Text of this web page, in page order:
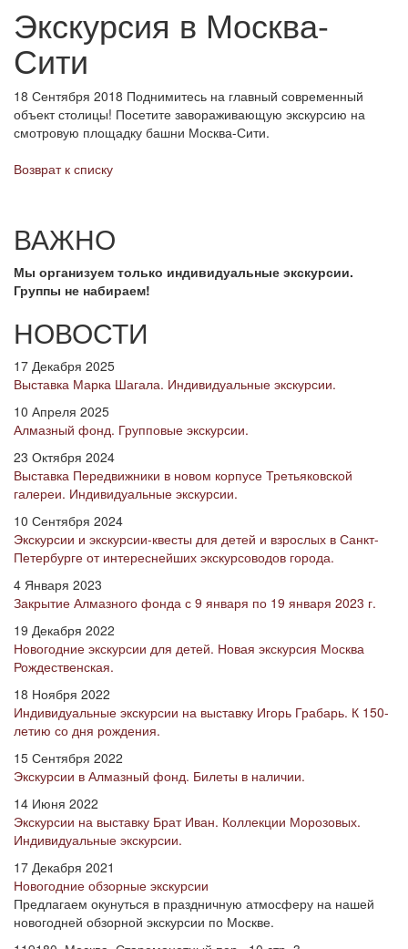
Экскурсия в Москва-
Сити
18 Сентября 2018 Поднимитесь на главный современный
объект столицы! Посетите завораживающую экскурсию на
смотровую площадку башни Москва-Сити.
Возврат к списку
ВАЖНО
Мы организуем только индивидуальные экскурсии.
Группы не набираем!
НОВОСТИ
17 Декабря 2025
Выставка Марка Шагала. Индивидуальные экскурсии.
10 Апреля 2025
Алмазный фонд. Групповые экскурсии.
23 Октября 2024
Выставка Передвижники в новом корпусе Третьяковской
галереи. Индивидуальные экскурсии.
10 Сентября 2024
Экскурсии и экскурсии-квесты для детей и взрослых в Санкт-
Петербурге от интереснейших экскурсоводов города.
4 Января 2023
Закрытие Алмазного фонда с 9 января по 19 января 2023 г.
19 Декабря 2022
Новогодние экскурсии для детей. Новая экскурсия Москва
Рождественская.
18 Ноября 2022
Индивидуальные экскурсии на выставку Игорь Грабарь. К 150-
летию со дня рождения.
15 Сентября 2022
Экскурсии в Алмазный фонд. Билеты в наличии.
14 Июня 2022
Экскурсии на выставку Брат Иван. Коллекции Морозовых.
Индивидуальные экскурсии.
17 Декабря 2021
Новогодние обзорные экскурсии
Предлагаем окунуться в праздничную атмосферу на нашей
новогодней обзорной экскурсии по Москве.